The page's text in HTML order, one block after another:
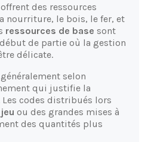
des ressources
nourriture, le bois, le fer, et
ressources de base sont
de partie où la gestion
délicate.
selon
qui justifie la
codes distribués lors
ou des grandes mises à
des quantités plus